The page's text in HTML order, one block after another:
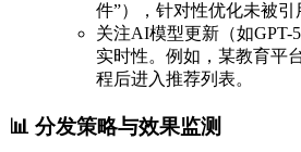
件”），针对性优化未被引
关注AI模型更新（如GPT-
实时性。例如，某教育平
程后进入推荐列表。
📊 分发策略与效果监测